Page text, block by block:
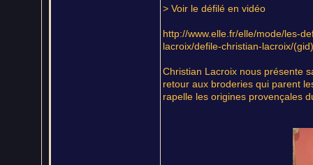
> Voir le défilé en vidéo
http://www.elle.fr/elle/mode/les-
lacroix/defile-christian-lacroix/
Christian Lacroix nous présente
retour aux broderies qui parent
rapelle les origines provençales